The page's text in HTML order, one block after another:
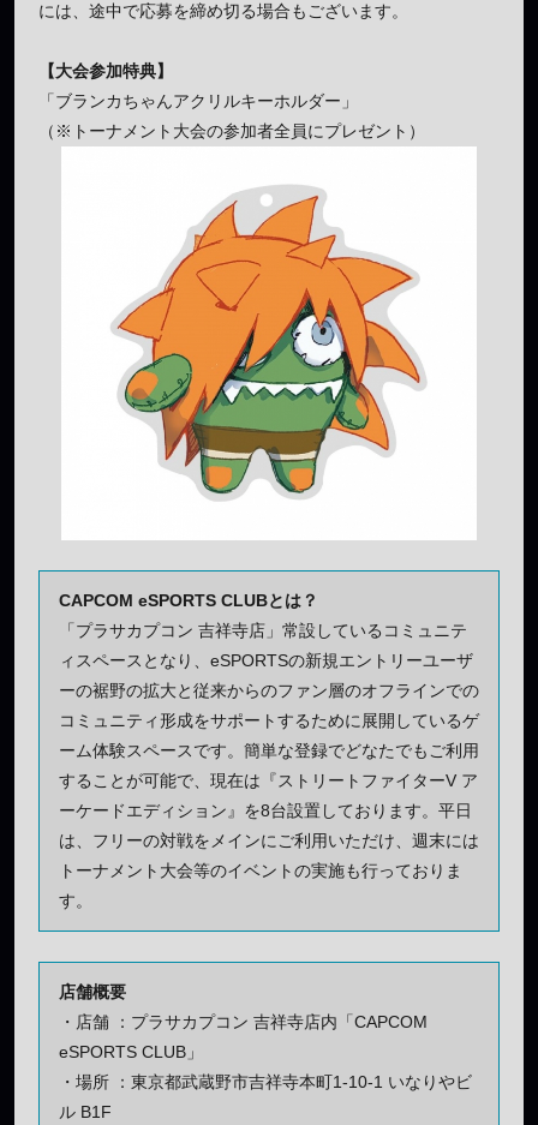
には、途中で応募を締め切る場合もございます。
【大会参加特典】
「ブランカちゃんアクリルキーホルダー」
（※トーナメント大会の参加者全員にプレゼント）
CAPCOM eSPORTS CLUBとは？
「プラサカプコン 吉祥寺店」常設しているコミュニテ
ィスペースとなり、eSPORTSの新規エントリーユーザ
ーの裾野の拡大と従来からのファン層のオフラインでの
コミュニティ形成をサポートするために展開しているゲ
ーム体験スペースです。簡単な登録でどなたでもご利用
することが可能で、現在は『ストリートファイターV ア
ーケードエディション』を8台設置しております。平日
は、フリーの対戦をメインにご利用いただけ、週末には
トーナメント大会等のイベントの実施も行っておりま
す。
店舗概要
・店舗 ：プラサカプコン 吉祥寺店内「CAPCOM
eSPORTS CLUB」
・場所 ：東京都武蔵野市吉祥寺本町1-10-1 いなりやビ
ル B1F